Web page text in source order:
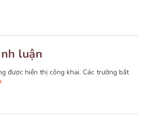
luận
được hiển thị công khai. Các trường bắt